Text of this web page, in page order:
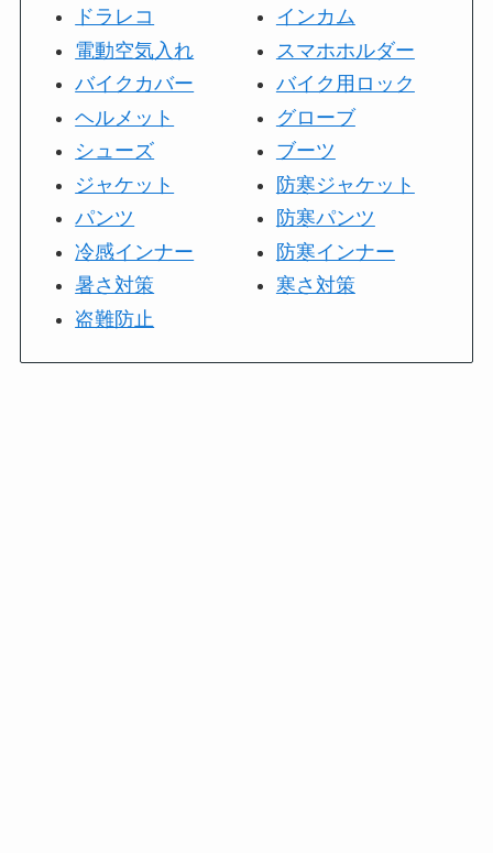
ドラレコ
電動空気入れ
バイクカバー
ヘルメット
シューズ
ジャケット
パンツ
冷感インナー
暑さ対策
盗難防止
インカム
スマホホルダー
バイク用ロック
グローブ
ブーツ
防寒ジャケット
防寒パンツ
防寒インナー
寒さ対策